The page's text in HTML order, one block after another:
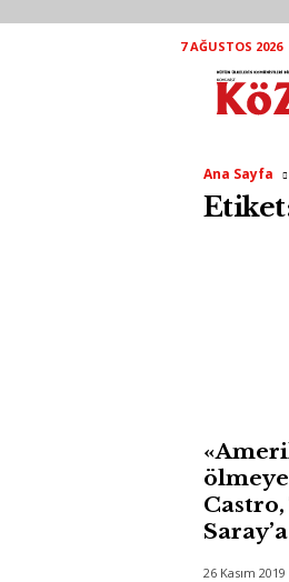
7 AĞUSTOS 2026
Ana Sayfa
26 Kasım 2019